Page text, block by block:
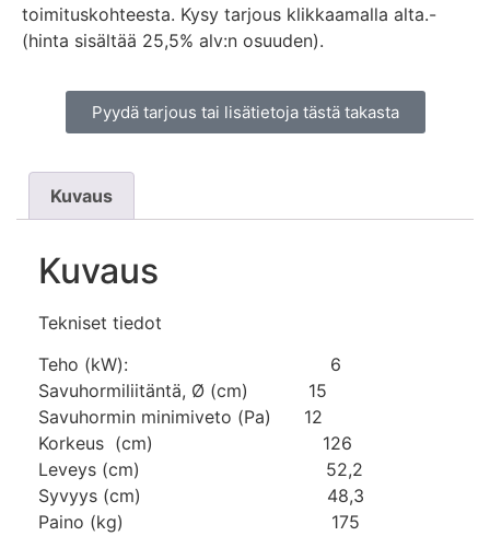
toimituskohteesta. Kysy tarjous klikkaamalla alta.-
(hinta sisältää 25,5% alv:n osuuden).
Pyydä tarjous tai lisätietoja tästä takasta
Kuvaus
Kuvaus
Tekniset tiedot
Teho (kW): 6
Savuhormiliitäntä, Ø (cm) 15
Savuhormin minimiveto (Pa) 12
Korkeus (cm) 126
Leveys (cm) 52,2
Syvyys (cm) 48,3
Paino (kg) 175